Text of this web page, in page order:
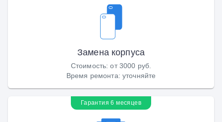
Замена корпуса
Стоимость:от 3000 руб.
Время ремонта: уточняйте
Гарантия 6 месяцев